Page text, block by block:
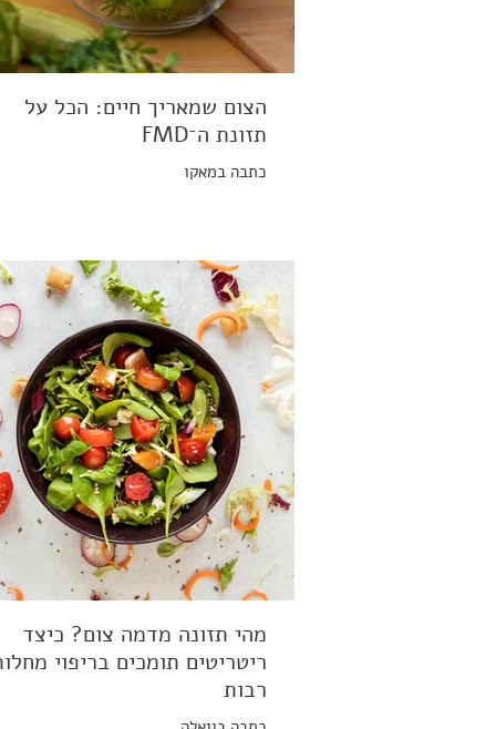
הצום שמאריך חיים: הכל על
תזונת ה־FMD
כתבה במאקו
מהי תזונה מדמה צום? כיצד
ריטריטים תומכים בריפוי
רבות